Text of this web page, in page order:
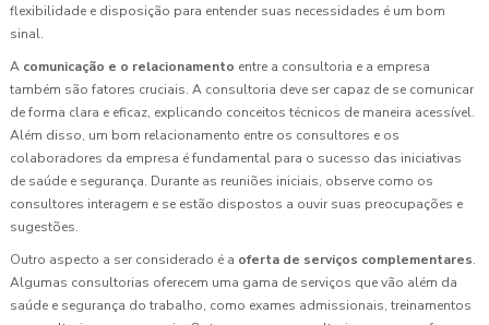
flexibilidade e disposição para entender suas necessidades é um bom
sinal.
A comunicação e o relacionamento entre a consultoria e a empresa
também são fatores cruciais. A consultoria deve ser capaz de se comunicar
de forma clara e eficaz, explicando conceitos técnicos de maneira acessível.
Além disso, um bom relacionamento entre os consultores e os
colaboradores da empresa é fundamental para o sucesso das iniciativas
de saúde e segurança. Durante as reuniões iniciais, observe como os
consultores interagem e se estão dispostos a ouvir suas preocupações e
sugestões.
Outro aspecto a ser considerado é a oferta de serviços complementares.
Algumas consultorias oferecem uma gama de serviços que vão além da
saúde e segurança do trabalho, como exames admissionais, treinamentos